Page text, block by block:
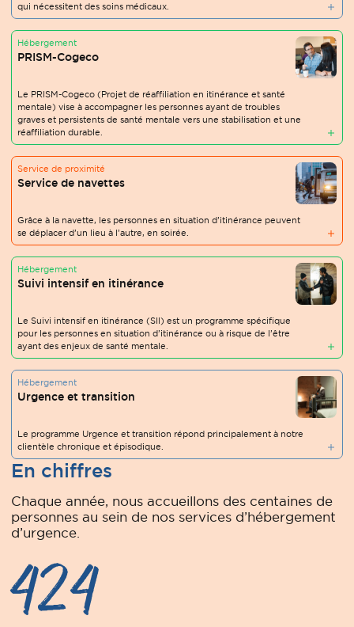
qui nécessitent des soins médicaux.
Hébergement
PRISM-Cogeco
Le PRISM-Cogeco (Projet de réaffiliation en itinérance et santé
mentale) vise à accompagner les personnes ayant de troubles
graves et persistents de santé mentale vers une stabilisation et une
réaffiliation durable.
Service de proximité
Service de navettes
Grâce à la navette, les personnes en situation d’itinérance peuvent
se déplacer d’un lieu à l’autre, en soirée.
Hébergement
Suivi intensif en itinérance
Le Suivi intensif en itinérance (SII) est un programme spécifique
pour les personnes en situation d’itinérance ou à risque de l’être
ayant des enjeux de santé mentale.
Hébergement
Urgence et transition
Le programme Urgence et transition répond principalement à notre
clientèle chronique et épisodique.
En chiffres
Chaque année, nous accueillons des centaines de
personnes au sein de nos services d’hébergement
d’urgence.
424